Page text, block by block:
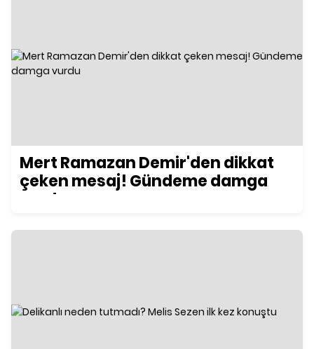
Mert Ramazan Demir'den dikkat
çeken mesaj! Gündeme damga
vurdu